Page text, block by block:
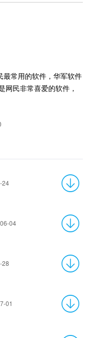
最常用的软件，华军软件
网民非常喜爱的软件，
24
04
28
01